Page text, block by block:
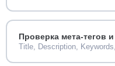
Проверка мета-тегов
Title, Description,